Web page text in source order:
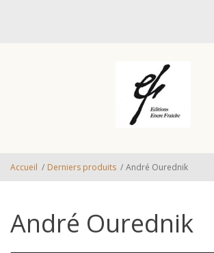
Accueil / Derniers produits / André Ourednik
André Ourednik